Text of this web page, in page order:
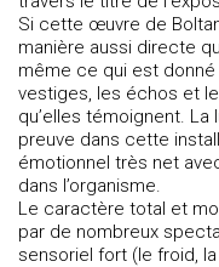
Si cette œuvre de
manière aussi directe
même ce qui est
vestiges, les échos et
qu’elles témoignent. La
preuve dans cette
émotionnel très net
dans l’organisme.
Le caractère total et
par de nombreux
sensoriel fort (le froid,